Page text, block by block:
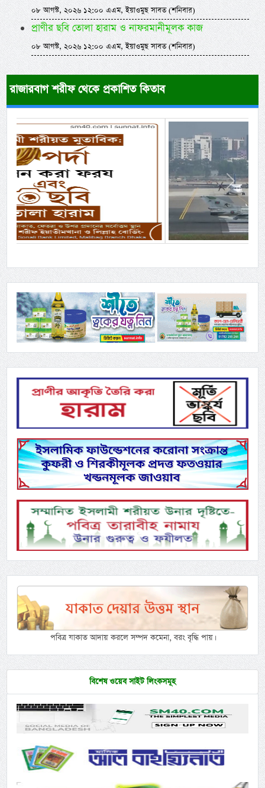
০৮ আগস্ট, ২০২৬ ১২:০০ এএম, ইয়াওমুছ সাবত (শনিবার)
প্রাণীর ছবি তোলা হারাম ও নাফরমানীমূলক কাজ
০৮ আগস্ট, ২০২৬ ১২:০০ এএম, ইয়াওমুছ সাবত (শনিবার)
রাজারবাগ শরীফ থেকে প্রকাশিত কিতাব
Previous Next
পবিত্র যাকাত আদায় করলে সম্পদ কমেনা, বরং বৃদ্ধি পায়।
বিশেষ ওয়েব সাইট লিংকসমূহ